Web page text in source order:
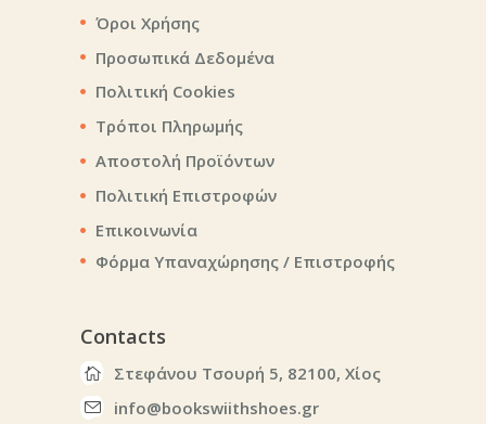
Όροι Χρήσης
Προσωπικά Δεδομένα
Πολιτική Cookies
Τρόποι Πληρωμής
Αποστολή Προϊόντων
Πολιτική Επιστροφών
Επικοινωνία
Φόρμα Υπαναχώρησης / Επιστροφής
Contacts
Στεφάνου Τσουρή 5, 82100, Χίος
info@bookswiithshoes.gr